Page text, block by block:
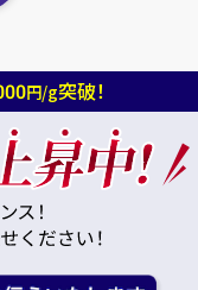
円/g突破！